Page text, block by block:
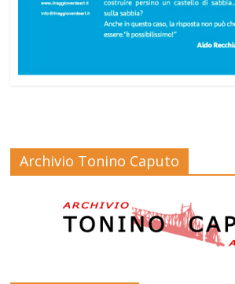
Archivio Tonino Caputo